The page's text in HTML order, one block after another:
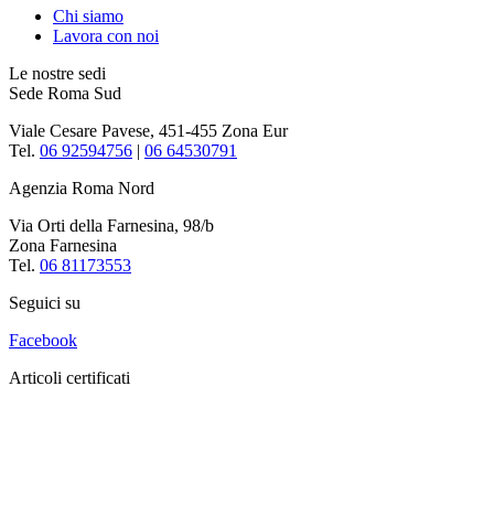
Chi siamo
Lavora con noi
Le nostre sedi
Sede Roma Sud
Viale Cesare Pavese, 451-455 Zona Eur
Tel. 06 92594756 | 06 64530791
Agenzia Roma Nord
Via Orti della Farnesina, 98/b
Zona Farnesina
Tel. 06 81173553
Seguici su
Facebook
Articoli certificati